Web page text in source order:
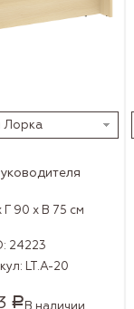
Лорка
90 x В 75 см
24223
LT.A-20
Р